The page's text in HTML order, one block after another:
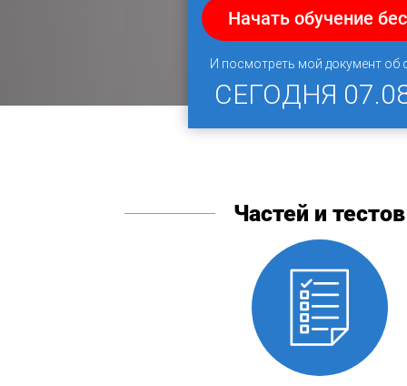
Начать обучение
И посмотреть мой документ об
СЕГОДНЯ
Частей и тестов